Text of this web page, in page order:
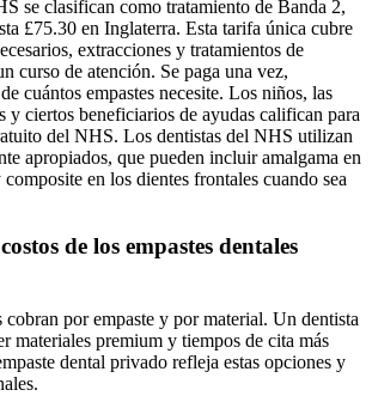
se clasifican como tratamiento de Banda 2,
£75.30 en Inglaterra. Esta tarifa única cubre
extracciones y tratamientos de
curso de atención. Se paga una vez,
cuántos empastes necesite. Los niños, las
y ciertos beneficiarios de ayudas califican para
del NHS. Los dentistas del NHS utilizan
apropiados, que pueden incluir amalgama en
en los dientes frontales cuando sea
de los empastes dentales
por empaste y por material. Un dentista
materiales premium y tiempos de cita más
dental privado refleja estas opciones y